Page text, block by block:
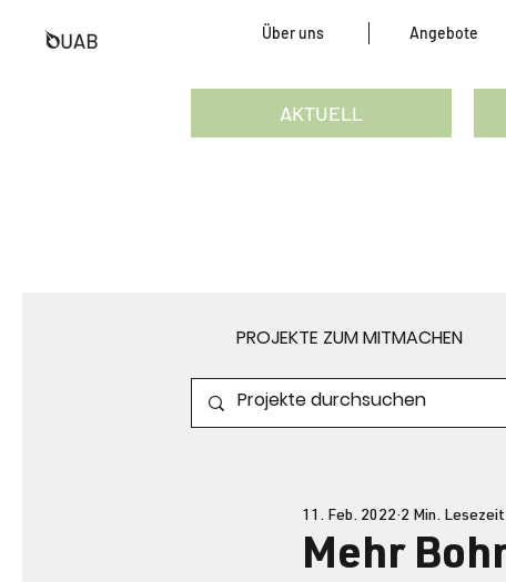
Über uns Angebote
Mehr
11. Feb. 2022 2 Min. Lesezeit
AKTUELL
PROJEKTE ZUM MITMACHEN